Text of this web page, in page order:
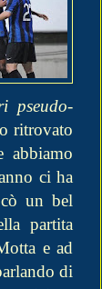
pseudo-
ritrovato
abbiamo
ci ha
un bel
partita
e ad
di